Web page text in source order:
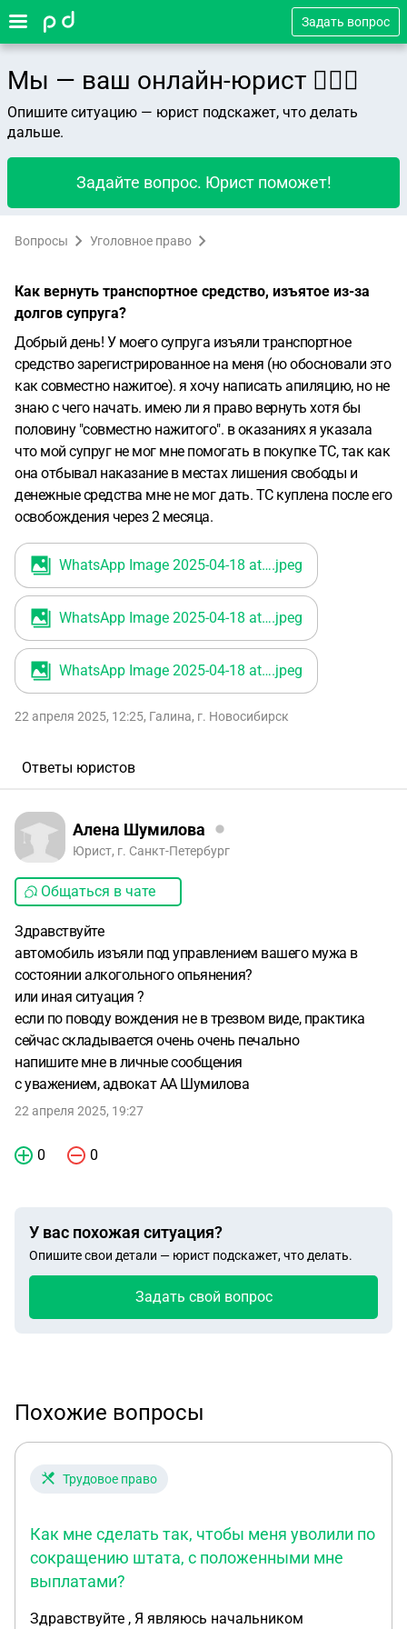
Задать вопрос
Мы — ваш онлайн-юрист 👨🏻‍⚖️
Опишите ситуацию — юрист подскажет, что делать
дальше.
Задайте вопрос. Юрист поможет!
Вопросы Уголовное право
Как вернуть транспортное средство, изъятое из-за
долгов супруга?
Добрый день! У моего супруга изъяли транспортное
средство зарегистрированное на меня (но обосновали это
как совместно нажитое). я хочу написать апиляцию, но не
знаю с чего начать. имею ли я право вернуть хотя бы
половину "совместно нажитого". в оказаниях я указала
что мой супруг не мог мне помогать в покупке ТС, так как
она отбывал наказание в местах лишения свободы и
денежные средства мне не мог дать. ТС куплена после его
освобождения через 2 месяца.
WhatsApp Image 2025-04-18 at 17.57.31.jpeg
WhatsApp Image 2025-04-18 at 17.57.32 (1).jpeg
WhatsApp Image 2025-04-18 at 17.57.32.jpeg
22 апреля 2025, 12:25, Галина, г. Новосибирск
Ответы юристов
Алена Шумилова
Юрист, г. Санкт-Петербург
Общаться в чате
Здравствуйте
автомобиль изъяли под управлением вашего мужа в
состоянии алкогольного опьянения?
или иная ситуация ?
если по поводу вождения не в трезвом виде, практика
сейчас складывается очень очень печально
напишите мне в личные сообщения
с уважением, адвокат АА Шумилова
22 апреля 2025, 19:27
0 0
У вас похожая ситуация?
Опишите свои детали — юрист подскажет, что делать.
Задать свой вопрос
Похожие вопросы
Трудовое право
Как мне сделать так, чтобы меня уволили по
сокращению штата, с положенными мне
выплатами?
Здравствуйте , Я являюсь начальником